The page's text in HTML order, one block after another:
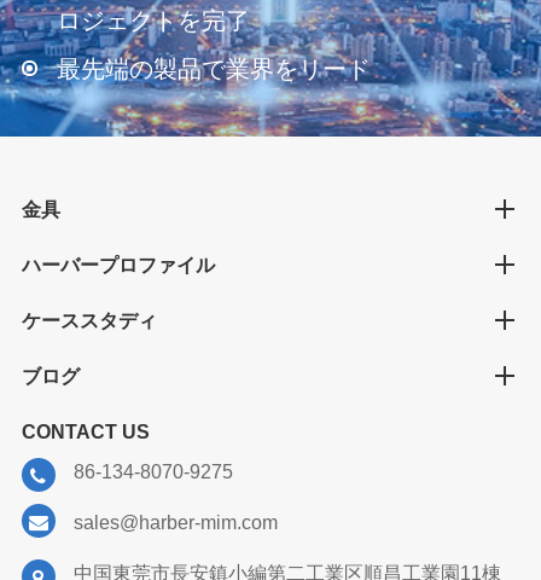
ロジェクトを完了
最先端の製品で業界をリード
金具
ハーバープロファイル
ケーススタディ
ブログ
CONTACT US
86-134-8070-9275
sales@harber-mim.com
中国東莞市長安鎮小編第二工業区順昌工業園11棟